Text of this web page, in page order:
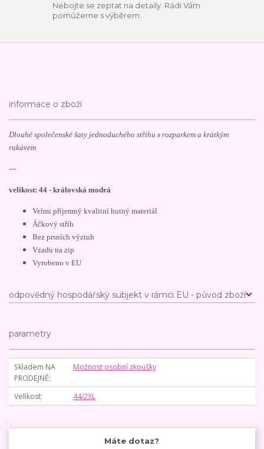
Nebojte se zeptat na detaily. Rádi Vám
pomůžeme s výběrem.
informace o zboží
Dlouhé společenské šaty jednoduchého střihu s rozparkem a krátkým
rukávem
---
velikost: 44 - královská modrá
Velmi příjemný kvalitní hutný materiál
Áčkový střih
Bez prsních výztuh
Vzadu na zip
Vyrobeno v EU
odpovědný hospodářský subjekt v rámci EU - původ zboží
parametry
Skladem NA
PRODEJNĚ
Možnost osobní zkoušky
Velikost 44/2XL
Máte dotaz?